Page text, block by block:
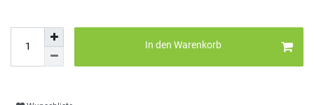
In den Warenkorb